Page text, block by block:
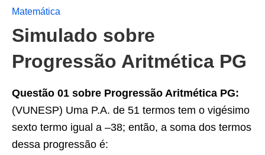
Matemática
Simulado sobre
Progressão Aritmética PG
Questão 01 sobre Progressão Aritmética PG:
(VUNESP) Uma P.A. de 51 termos tem o vigésimo
sexto termo igual a –38; então, a soma dos termos
dessa progressão é: